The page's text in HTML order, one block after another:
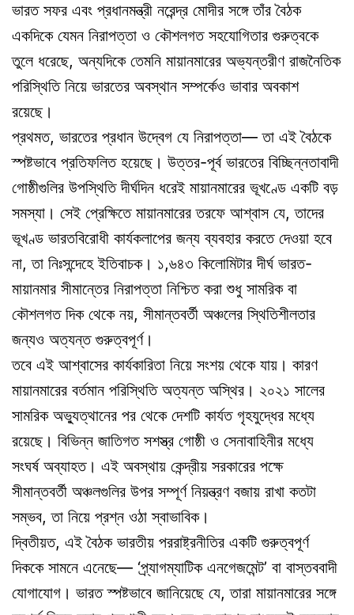
ভারত সফর এবং প্রধানমন্ত্রী নরেন্দ্র মোদীর সঙ্গে তাঁর বৈঠক
একদিকে যেমন নিরাপত্তা ও কৌশলগত সহযোগিতার গুরুত্বকে
তুলে ধরেছে, অন্যদিকে তেমনি মায়ানমারের অভ্যন্তরীণ রাজনৈতিক
পরিস্থিতি নিয়ে ভারতের অবস্থান সম্পর্কেও ভাবার অবকাশ
রয়েছে।
প্রথমত, ভারতের প্রধান উদ্বেগ যে নিরাপত্তা— তা এই বৈঠকে
স্পষ্টভাবে প্রতিফলিত হয়েছে। উত্তর-পূর্ব ভারতের বিচ্ছিন্নতাবাদী
গোষ্ঠীগুলির উপস্থিতি দীর্ঘদিন ধরেই মায়ানমারের ভূখণ্ডে একটি বড়
সমস্যা। সেই প্রেক্ষিতে মায়ানমারের তরফে আশ্বাস যে, তাদের
ভূখণ্ড ভারতবিরোধী কার্যকলাপের জন্য ব্যবহার করতে দেওয়া হবে
না, তা নিঃসন্দেহে ইতিবাচক। ১,৬৪৩ কিলোমিটার দীর্ঘ ভারত-
মায়ানমার সীমান্তের নিরাপত্তা নিশ্চিত করা শুধু সামরিক বা
কৌশলগত দিক থেকে নয়, সীমান্তবর্তী অঞ্চলের স্থিতিশীলতার
জন্যও অত্যন্ত গুরুত্বপূর্ণ।
তবে এই আশ্বাসের কার্যকারিতা নিয়ে সংশয় থেকে যায়। কারণ
মায়ানমারের বর্তমান পরিস্থিতি অত্যন্ত অস্থির। ২০২১ সালের
সামরিক অভ্যুত্থানের পর থেকে দেশটি কার্যত গৃহযুদ্ধের মধ্যে
রয়েছে। বিভিন্ন জাতিগত সশস্ত্র গোষ্ঠী ও সেনাবাহিনীর মধ্যে
সংঘর্ষ অব্যাহত। এই অবস্থায় কেন্দ্রীয় সরকারের পক্ষে
সীমান্তবর্তী অঞ্চলগুলির উপর সম্পূর্ণ নিয়ন্ত্রণ বজায় রাখা কতটা
সম্ভব, তা নিয়ে প্রশ্ন ওঠা স্বাভাবিক।
দ্বিতীয়ত, এই বৈঠক ভারতীয় পররাষ্ট্রনীতির একটি গুরুত্বপূর্ণ
দিককে সামনে এনেছে— ‘প্র্যাগম্যাটিক এনগেজমেন্ট’ বা বাস্তববাদী
যোগাযোগ। ভারত স্পষ্টভাবে জানিয়েছে যে, তারা মায়ানমারের সঙ্গে